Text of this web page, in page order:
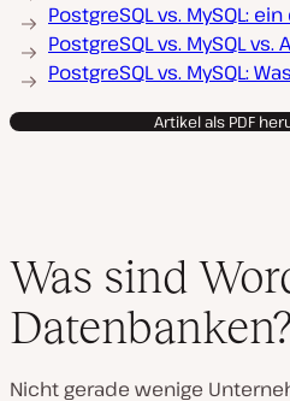
PostgreSQL vs. MySQL:
PostgreSQL vs. MySQL
PostgreSQL vs. MySQL:
Artikel als PDF
Was sind
Datenbanken?
Nicht gerade wenige